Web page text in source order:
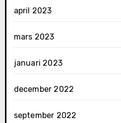
april 2023
mars 2023
januari 2023
december 2022
september 2022